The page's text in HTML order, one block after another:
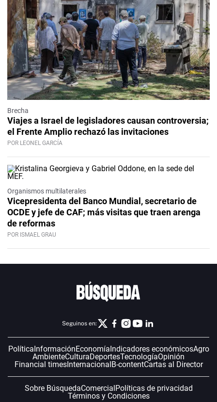
Brecha
Viajes a Israel de legisladores causan controversia;
el Frente Amplio rechazó las invitaciones
POR LEONEL GARCÍA
Organismos multilaterales
Vicepresidenta del Banco Mundial, secretario de
OCDE y jefe de CAF; más visitas que traen arenga
de reformas
POR ISMAEL GRAU
Seguinos en:
PolíticaInformaciónEconomíaIndicadores económicosAgro
AmbienteCulturaDeportesTecnologíaOpinión
Financial timesInternacionalB-contentCartas al Director
Sobre BúsquedaComercialPolíticas de privacidad
Términos y Condiciones